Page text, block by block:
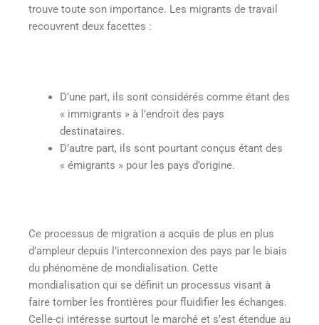
trouve toute son importance. Les migrants de travail
recouvrent deux facettes :
D’une part, ils sont considérés comme étant des
« immigrants » à l’endroit des pays
destinataires.
D’autre part, ils sont pourtant conçus étant des
« émigrants » pour les pays d’origine.
Ce processus de migration a acquis de plus en plus
d’ampleur depuis l’interconnexion des pays par le biais
du phénomène de mondialisation. Cette
mondialisation qui se définit un processus visant à
faire tomber les frontières pour fluidifier les échanges.
Celle-ci intéresse surtout le marché et s’est étendue au